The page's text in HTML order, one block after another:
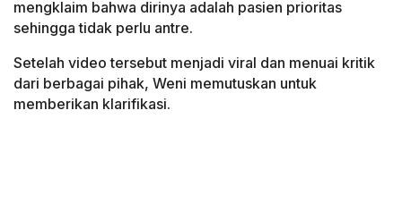
mengklaim bahwa dirinya adalah pasien prioritas
sehingga tidak perlu antre.
Setelah video tersebut menjadi viral dan menuai kritik
dari berbagai pihak, Weni memutuskan untuk
memberikan klarifikasi.